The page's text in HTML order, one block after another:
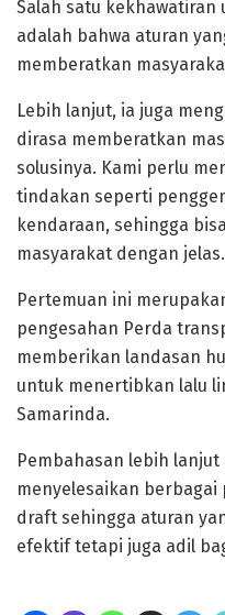
Salah satu kekhawatiran
adalah bahwa aturan
memberatkan
Lebih lanjut, ia juga
dirasa memberatkan
solusinya. Kami perlu
tindakan seperti
kendaraan, sehingga
masyarakat dengan jelas.
Pertemuan ini
pengesahan Perda
memberikan landasan
untuk menertibkan lalu
Samarinda.
Pembahasan lebih
menyelesaikan berbagai
draft sehingga aturan
efektif tetapi juga adil